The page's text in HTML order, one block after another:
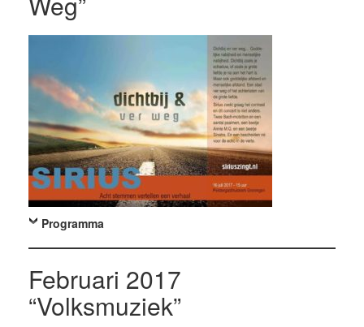
Programma
Februari 2017
“Volksmuziek”